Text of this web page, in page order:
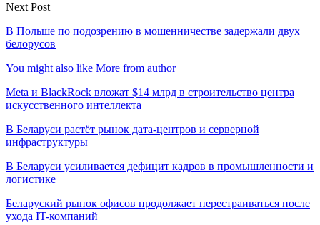
Next Post
В Польше по подозрению в мошенничестве задержали двух
белорусов
You might also like More from author
Meta и BlackRock вложат $14 млрд в строительство центра
искусственного интеллекта
В Беларуси растёт рынок дата-центров и серверной
инфраструктуры
В Беларуси усиливается дефицит кадров в промышленности и
логистике
Беларуский рынок офисов продолжает перестраиваться после
ухода IT-компаний